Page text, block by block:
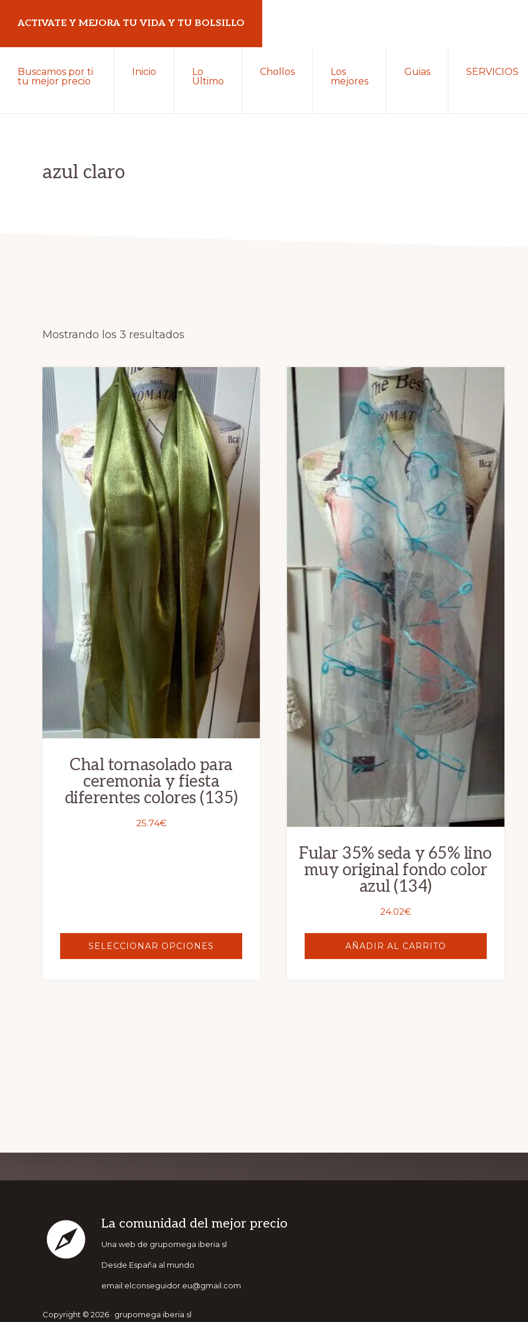
la
navegación
principal
contenido
principal
ACTIVATE Y MEJORA TU VIDA Y TU BOLSILLO
y
Buscamos por ti
tu mejor precio
Inicio
Lo
Ultimo
Chollos
Los
mejores
Guias SERVICIOS
azul claro
Mostrando los 3 resultados
Chal tornasolado para
ceremonia y fiesta
diferentes colores (135)
25.74€
SELECCIONAR OPCIONES
Este
producto
tiene
múltiples
variantes.
Las
opciones
se
pueden
elegir
la
página
de
producto
Fular 35% seda y 65% lino
muy original fondo color
azul (134)
24.02€
AÑADIR AL CARRITO
more Footer
La comunidad del mejor precio
Una web de grupomega iberia sl
Desde España al mundo
email:elconseguidor.eu@gmail.com
Copyright © 2026 · grupomega iberia sl